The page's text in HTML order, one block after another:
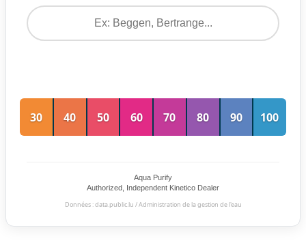
30 40 50 60 70 80 90 100
Aqua Purify
Authorized, Independent Kinetico Dealer
Données : data.public.lu / Administration de la gestion de l'eau